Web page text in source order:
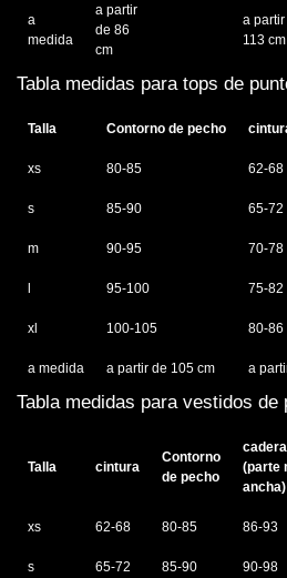
a
medida
a partir
de 86
cm
a partir
113 cm
Tabla medidas para tops de
Talla Contorno de pecho
xs 80-85 62-68
s 85-90 65-72
m 90-95 70-78
95-100 75-82
xl 100-105 80-86
a medida a partir de 105 cm a
Tabla medidas para vestidos de
Talla cintura
Contorno
de pecho
(parte
ancha)
xs 62-68 80-85 86-93
s 65-72 85-90 90-98